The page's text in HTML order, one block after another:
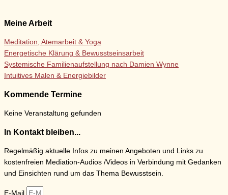
Meine Arbeit
Meditation, Atemarbeit & Yoga
Energetische Klärung & Bewusstseinsarbeit
Systemische Familienaufstellung nach Damien Wynne
Intuitives Malen & Energiebilder
Kommende Termine
Keine Veranstaltung gefunden
In Kontakt bleiben...
Regelmäßig aktuelle Infos zu meinen Angeboten und Links zu
kostenfreien Mediation-Audios /Videos in Verbindung mit Gedanken
und Einsichten rund um das Thema Bewusstsein.
E-Mail